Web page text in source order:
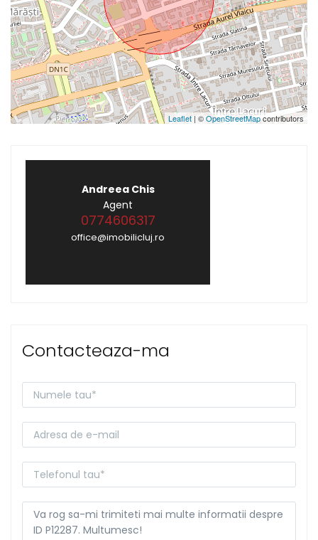
Leaflet | ©OpenStreetMapcontributors
Andreea Chis
Agent
0774606317
office@imobilicluj.ro
Contacteaza-ma